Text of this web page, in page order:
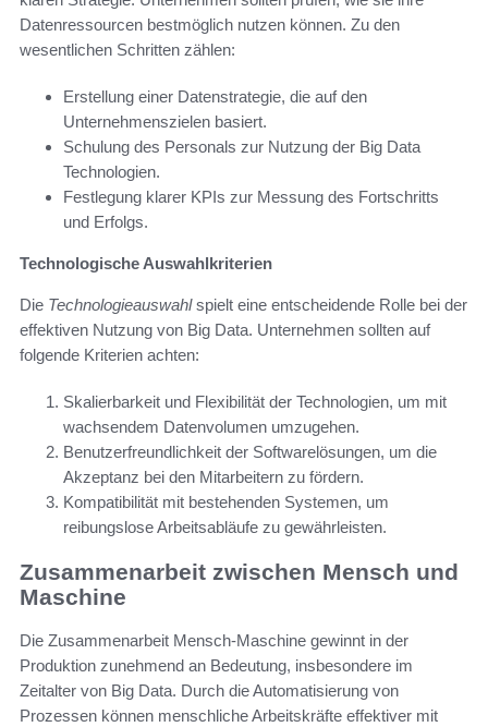
Datenressourcen bestmöglich nutzen können. Zu den
wesentlichen Schritten zählen:
Erstellung einer Datenstrategie, die auf den
Unternehmenszielen basiert.
Schulung des Personals zur Nutzung der Big Data
Technologien.
Festlegung klarer KPIs zur Messung des Fortschritts
und Erfolgs.
Technologische Auswahlkriterien
Die Technologieauswahlspielt eine entscheidende Rolle bei der
effektiven Nutzung von Big Data. Unternehmen sollten auf
folgende Kriterien achten:
Skalierbarkeit und Flexibilität der Technologien, um mit
wachsendem Datenvolumen umzugehen.
Benutzerfreundlichkeit der Softwarelösungen, um die
Akzeptanz bei den Mitarbeitern zu fördern.
Kompatibilität mit bestehenden Systemen, um
reibungslose Arbeitsabläufe zu gewährleisten.
Zusammenarbeit zwischen Mensch und
Maschine
Die Zusammenarbeit Mensch-Maschine gewinnt in der
Produktion zunehmend an Bedeutung, insbesondere im
Zeitalter von Big Data. Durch die Automatisierung von
Prozessen können menschliche Arbeitskräfte effektiver mit